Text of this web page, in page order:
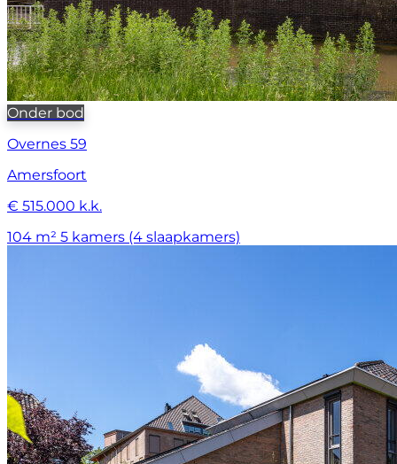
Onder bod
Overnes 59
Amersfoort
€ 515.000 k.k.
104 m² 5 kamers (4 slaapkamers)